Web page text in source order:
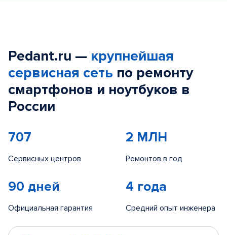
Pedant.ru — крупнейшая
сервисная сеть по ремонту
смартфонов и ноутбуков в
России
707
Сервисных центров
2 МЛН
Ремонтов в год
90 дней
Официальная гарантия
4 года
Средний опыт инженера